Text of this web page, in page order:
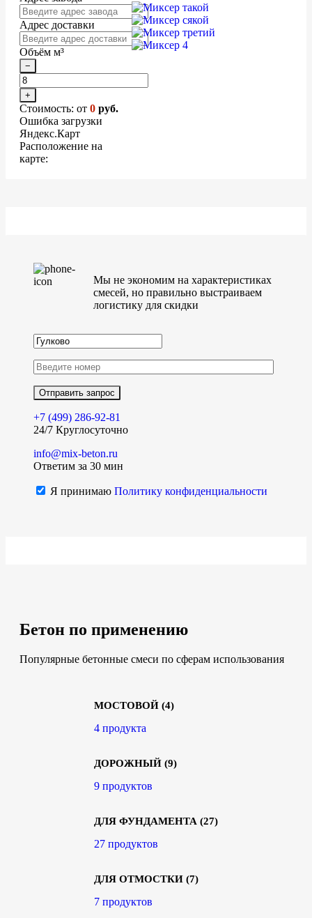
Адрес доставки
Объём м³
−
+
Стоимость: от 0 руб.
Ошибка загрузки
Яндекс.Карт
Расположение на
карте:
Мы не экономим на характеристиках
смесей, но правильно выстраиваем
логистику для скидки
+7 (499) 286-92-81
24/7 Круглосуточно
info@mix-beton.ru
Ответим за 30 мин
Я принимаю Политику конфиденциальности
Бетон по применению
Популярные бетонные смеси по сферам использования
МОСТОВОЙ (4)
4 продукта
ДОРОЖНЫЙ (9)
9 продуктов
ДЛЯ ФУНДАМЕНТА (27)
27 продуктов
ДЛЯ ОТМОСТКИ (7)
7 продуктов